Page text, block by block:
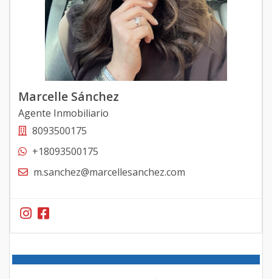
Marcelle Sánchez
Agente Inmobiliario
8093500175
+18093500175
m.sanchez@marcellesanchez.com